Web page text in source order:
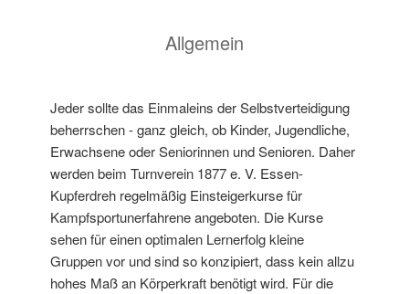
Allgemein
Jeder sollte das Einmaleins der Selbstverteidigung
beherrschen - ganz gleich, ob Kinder, Jugendliche,
Erwachsene oder Seniorinnen und Senioren. Daher
werden beim Turnverein 1877 e. V. Essen-
Kupferdreh regelmäßig Einsteigerkurse für
Kampfsportunerfahrene angeboten. Die Kurse
sehen für einen optimalen Lernerfolg kleine
Gruppen vor und sind so konzipiert, dass kein allzu
hohes Maß an Körperkraft benötigt wird. Für die